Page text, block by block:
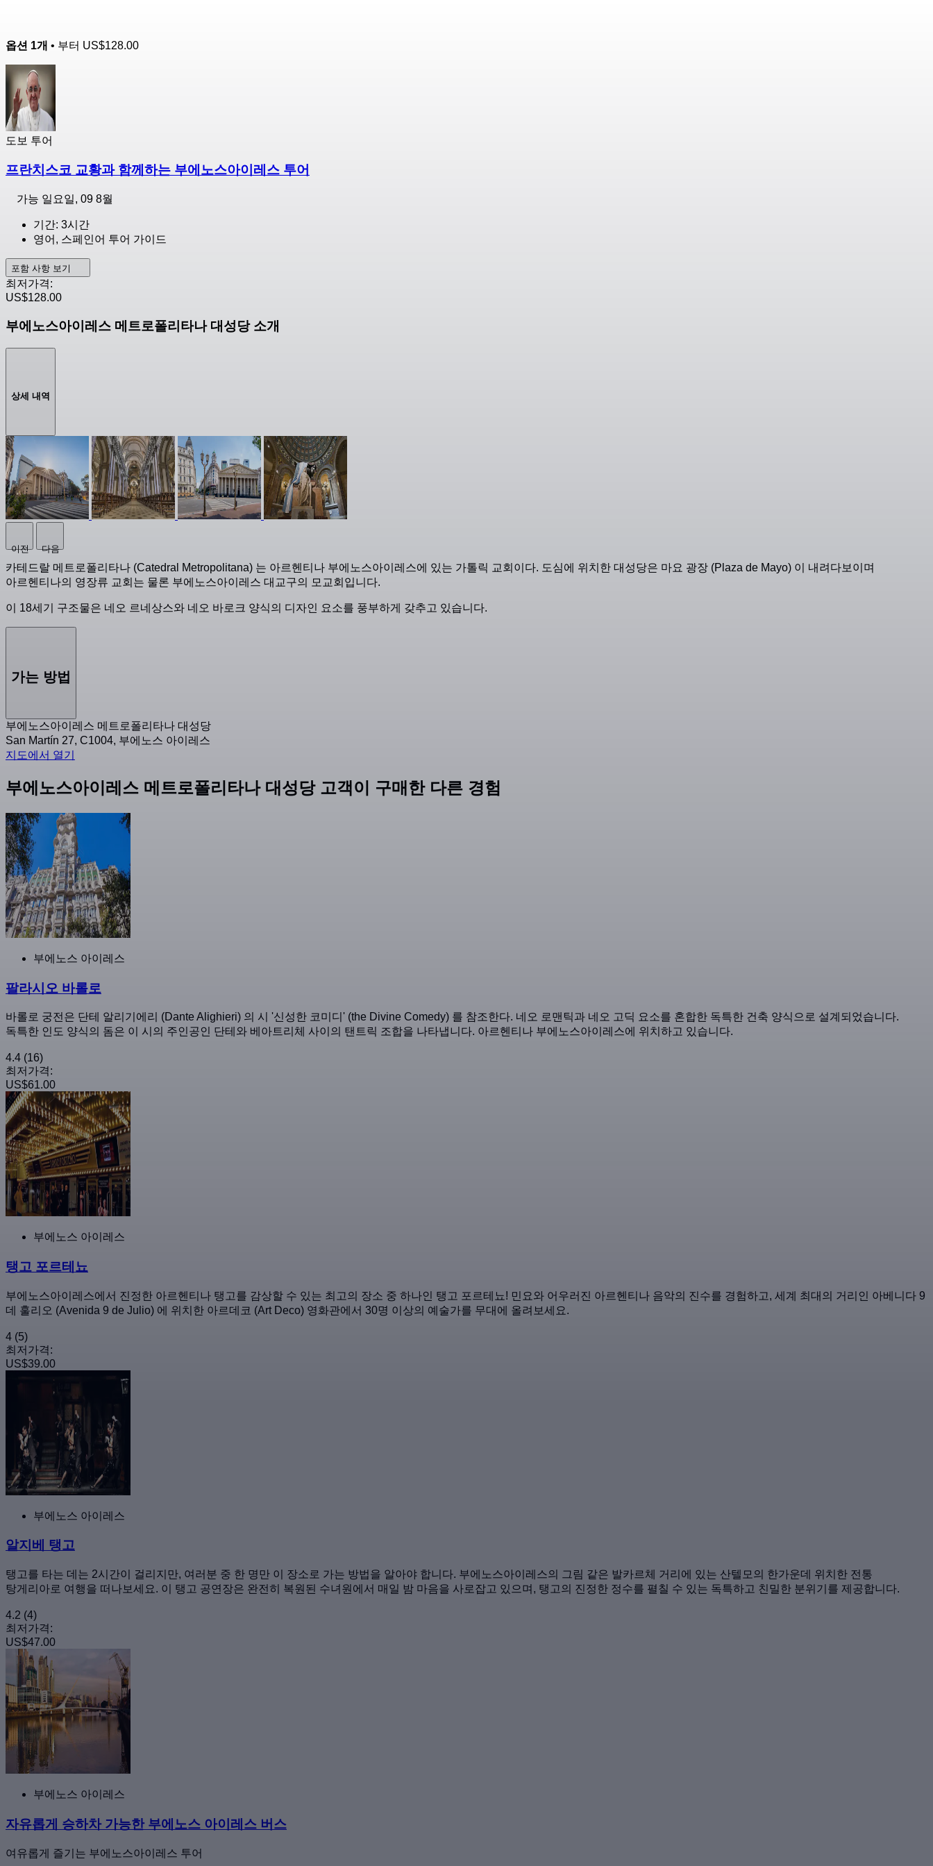
옵션 1개 • 부터 US$128.00
도보 투어
프란치스코 교황과 함께하는 부에노스아이레스 투어
가능 일요일, 09 8월
기간: 3시간
영어, 스페인어 투어 가이드
포함 사항 보기
최저가격:
US$128.00
부에노스아이레스 메트로폴리타나 대성당 소개
상세 내역
이전 다음
카테드랄 메트로폴리타나 (Catedral Metropolitana) 는 아르헨티나 부에노스아이레스에 있는 가톨릭 교회이다. 도심에 위치한 대성당은 마요 광장 (Plaza de Mayo) 이 내려다보이며
아르헨티나의 영장류 교회는 물론 부에노스아이레스 대교구의 모교회입니다.
이 18세기 구조물은 네오 르네상스와 네오 바로크 양식의 디자인 요소를 풍부하게 갖추고 있습니다.
가는 방법
부에노스아이레스 메트로폴리타나 대성당
San Martín 27, C1004, 부에노스 아이레스
지도에서 열기
부에노스아이레스 메트로폴리타나 대성당 고객이 구매한 다른 경험
부에노스 아이레스
팔라시오 바롤로
바롤로 궁전은 단테 알리기에리 (Dante Alighieri) 의 시 '신성한 코미디' (the Divine Comedy) 를 참조한다. 네오 로맨틱과 네오 고딕 요소를 혼합한 독특한 건축 양식으로 설계되었습니다.
독특한 인도 양식의 돔은 이 시의 주인공인 단테와 베아트리체 사이의 탠트릭 조합을 나타냅니다. 아르헨티나 부에노스아이레스에 위치하고 있습니다.
4.4 (16)
최저가격:
US$61.00
부에노스 아이레스
탱고 포르테뇨
부에노스아이레스에서 진정한 아르헨티나 탱고를 감상할 수 있는 최고의 장소 중 하나인 탱고 포르테뇨! 민요와 어우러진 아르헨티나 음악의 진수를 경험하고, 세계 최대의 거리인 아베니다 9
데 훌리오 (Avenida 9 de Julio) 에 위치한 아르데코 (Art Deco) 영화관에서 30명 이상의 예술가를 무대에 올려보세요.
4 (5)
최저가격:
US$39.00
부에노스 아이레스
알지베 탱고
탱고를 타는 데는 2시간이 걸리지만, 여러분 중 한 명만 이 장소로 가는 방법을 알아야 합니다. 부에노스아이레스의 그림 같은 발카르체 거리에 있는 산텔모의 한가운데 위치한 전통
탕게리아로 여행을 떠나보세요. 이 탱고 공연장은 완전히 복원된 수녀원에서 매일 밤 마음을 사로잡고 있으며, 탱고의 진정한 정수를 펼칠 수 있는 독특하고 친밀한 분위기를 제공합니다.
4.2 (4)
최저가격:
US$47.00
부에노스 아이레스
자유롭게 승하차 가능한 부에노스 아이레스 버스
여유롭게 즐기는 부에노스아이레스 투어